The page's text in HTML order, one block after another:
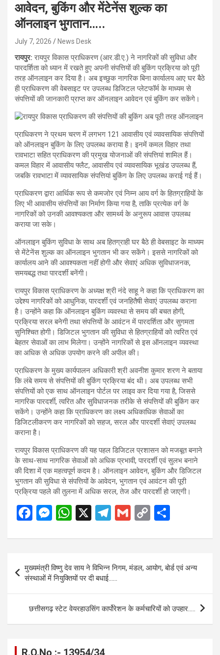
आवेदन, बुकिंग और मेंटेनेंस शुल्क का
ऑनलाइन भुगतान…..
July 7, 2026 News Desk
रायपुर:रायपुर विकास प्राधिकरण (आर.डी.ए.) ने नागरिकों की सुविधा और
पारदर्शिता को ध्यान में रखते हुए अपनी संपत्तियों की बुकिंग प्रक्रिया को पूरी
तरह ऑनलाइन कर दिया है। अब इच्छुक नागरिक बिना कार्यालय आए घर बैठे
ही प्राधिकरण की वेबसाइट पर उपलब्ध डिजिटल प्लेटफॉर्म के माध्यम से
संपत्तियों की जानकारी प्राप्त कर ऑनलाइन आवेदन एवं बुकिंग कर सकेंगे।
प्राधिकरण ने प्रथम चरण में लगभग 121 आवासीय एवं व्यावसायिक संपत्तियों
को ऑनलाइन बुकिंग के लिए उपलब्ध कराया है। इनमें कमल विहार तथा
रावभाटा सहित प्राधिकरण की प्रमुख योजनाओं की संपत्तियां शामिल हैं।
कमल विहार में आवासीय फ्लैट, आवासीय एवं व्यावसायिक भूखंड उपलब्ध हैं,
जबकि रावभाटा में व्यावसायिक संपत्तियां बुकिंग के लिए उपलब्ध कराई गई हैं।
प्राधिकरण द्वारा आर्थिक रूप से कमजोर एवं निम्न आय वर्ग के हितग्राहियों के
लिए भी आवासीय संपत्तियों का निर्माण किया गया है, ताकि प्रत्येक वर्ग के
नागरिकों को उनकी आवश्यकता और सामर्थ्य के अनुरूप आवास उपलब्ध
कराया जा सके।
ऑनलाइन बुकिंग सुविधा के साथ अब हितग्राही घर बैठे ही वेबसाइट के माध्यम
से मेंटेनेंस शुल्क का ऑनलाइन भुगतान भी कर सकेंगे। इससे नागरिकों को
कार्यालय आने की आवश्यकता नहीं होगी और सेवाएं अधिक सुविधाजनक,
समयबद्ध तथा पारदर्शी बनेंगी।
रायपुर विकास प्राधिकरण के अध्यक्ष श्री नंदे साहू ने कहा कि प्राधिकरण का
उद्देश्य नागरिकों को आधुनिक, पारदर्शी एवं जनहितैषी सेवाएं उपलब्ध कराना
है। उन्होंने कहा कि ऑनलाइन बुकिंग व्यवस्था से समय की बचत होगी,
प्रक्रिया सरल बनेगी तथा संपत्तियों के आवंटन में पारदर्शिता और सुगमता
सुनिश्चित होगी। डिजिटल भुगतान की सुविधा से हितग्राहियों को त्वरित एवं
बेहतर सेवाओं का लाभ मिलेगा। उन्होंने नागरिकों से इस ऑनलाइन व्यवस्था
का अधिक से अधिक उपयोग करने की अपील की।
प्राधिकरण के मुख्य कार्यपालन अधिकारी श्री अवनीश कुमार शरण ने बताया
कि लंबे समय से संपत्तियों की बुकिंग प्रक्रिया बंद थी। अब उपलब्ध सभी
संपत्तियों को एक साथ ऑनलाइन पोर्टल पर लाइव कर दिया गया है, जिससे
नागरिक पारदर्शी, त्वरित और सुविधाजनक तरीके से संपत्तियों की बुकिंग कर
सकेंगे। उन्होंने कहा कि प्राधिकरण का लक्ष्य अधिकाधिक सेवाओं का
डिजिटलीकरण कर नागरिकों को सहज, सरल और पारदर्शी सेवाएं उपलब्ध
कराना है।
रायपुर विकास प्राधिकरण की यह पहल डिजिटल प्रशासन को मजबूत बनाने
के साथ-साथ नागरिक सेवाओं को अधिक प्रभावी, पारदर्शी एवं सुलभ बनाने
की दिशा में एक महत्वपूर्ण कदम है। ऑनलाइन आवेदन, बुकिंग और डिजिटल
भुगतान की सुविधा से संपत्तियों के आवेदन, भुगतान एवं आवंटन की पूरी
प्रक्रिया पहले की तुलना में अधिक सरल, तेज और पारदर्शी हो जाएगी।
F
ce
b
o
o
k
M
se
n
g
er
W
at
A
p
p
X
T
e
gr
a
m
G
ail
C
py
Li
n
k
ar
e
navigation
मुख्यमंत्री विष्णु देव साय ने विभिन्न निगम, मंडल, आयोग, बोर्ड एवं अन्य
संस्थाओं में नियुक्तियों पर दी बधाई……
छत्तीसगढ़ स्टेट वेयरहाउसिंग कार्पोरेशन के कर्मचारियों को उपहार…..
R.O.No :- 13954/34